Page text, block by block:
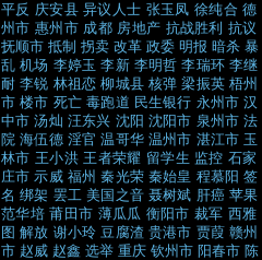
平反 庆安县 异议人士 张玉凤 徐纯合 德
州市 惠州市 成都 房地产 抗战胜利 抗议
抚顺市 抵制 拐卖 改革 政委 明报 暗杀 暴
乱 机场 李婷玉 李新 李明哲 李瑞环 李继
耐 李锐 林祖恋 柳城县 核弹 梁振英 梧州
市 楼市 死亡 毒跑道 民生银行 永州市 汉
中市 汤灿 汪东兴 沈阳 沈阳市 泉州市 法
院 海伍德 淫官 温哥华 温州市 湛江市 玉
林市 王小洪 王者荣耀 留学生 监控 石家
庄市 示威 福州 秦光荣 秦始皇 程慕阳 签
名 绑架 罢工 美国之音 聂树斌 肝癌 苹果
范华培 莆田市 薄瓜瓜 衡阳市 裁军 西雅
图 解放 谢小玲 豆腐渣 贵港市 贾葭 赣州
市 赵威 赵鑫 选举 重庆 钦州市 阳春市 陈